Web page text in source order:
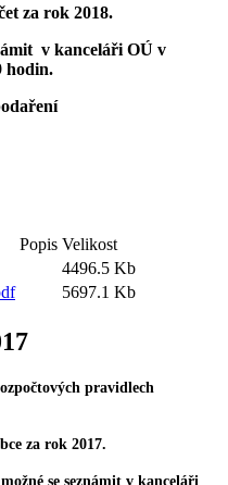
za rok 2018.
v kanceláři OÚ v
hodin.
Popis Velikost
4496.5 Kb
5697.1 Kb
pravidlech
za rok 2017.
se seznámit v kanceláři